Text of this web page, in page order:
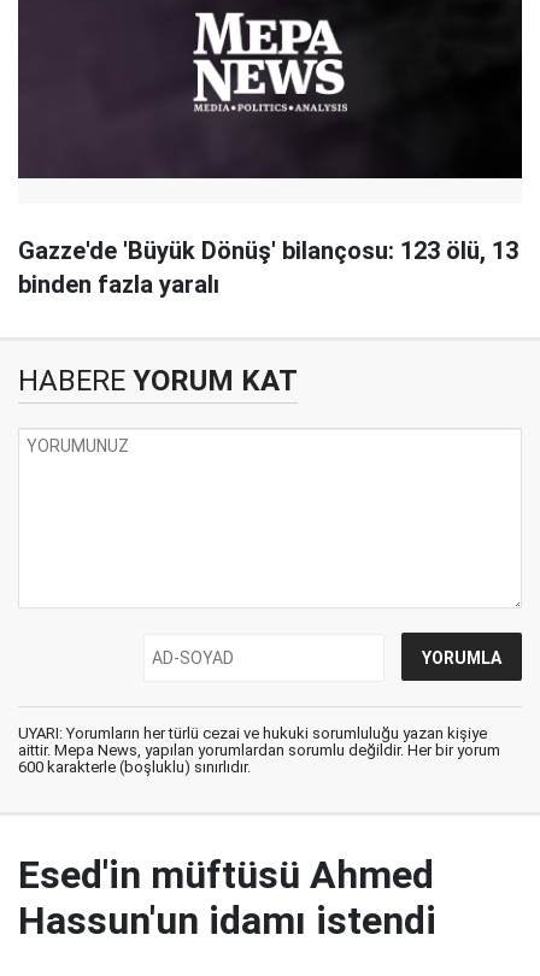
Gazze'de 'Büyük Dönüş' bilançosu: 123 ölü, 13
binden fazla yaralı
HABERE YORUM KAT
UYARI: Yorumların her türlü cezai ve hukuki sorumluluğu yazan kişiye
aittir. Mepa News, yapılan yorumlardan sorumlu değildir. Her bir yorum
600 karakterle (boşluklu) sınırlıdır.
Esed'in müftüsü Ahmed
Hassun'un idamı istendi